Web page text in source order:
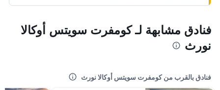
فنادق مشابهة لـ كومفرت سويتس أوكالا
نورث
فنادق بالقرب من كومفرت سويتس أوكالا نورث